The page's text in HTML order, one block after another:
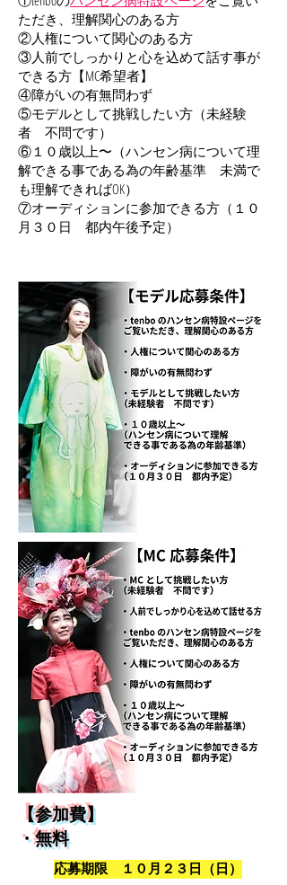
ただき、理解関心のある方
②人権について関心のある方
③人前でしっかりと心を込めて話す事が
できる方【MC希望者】
④障がいの有無問わず
⑤モデルとして挑戦したい方（未経験
者 不問です）
⑥１０歳以上〜（ハンセン病について理
解できる事である為の年齢基準 未満で
も理解できればOK）
⑦オーディションに参加できる方（１０
月３０日 都内午後予定）
【参加費】
・無料
応募期限 １０月２３日（日）